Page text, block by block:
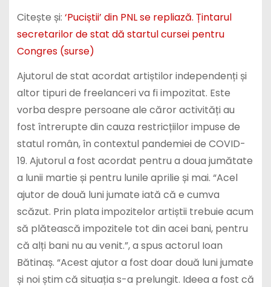
Citește și: ‘Puciștii’ din PNL se repliază. Țintarul
secretarilor de stat dă startul cursei pentru
Congres (surse)
Ajutorul de stat acordat artiștilor independenți și
altor tipuri de freelanceri va fi impozitat. Este
vorba despre persoane ale căror activități au
fost întrerupte din cauza restricțiilor impuse de
statul român, în contextul pandemiei de COVID-
19. Ajutorul a fost acordat pentru a doua jumătate
a lunii martie și pentru lunile aprilie și mai. “Acel
ajutor de două luni jumate iată că e cumva
scăzut. Prin plata impozitelor artiștii trebuie acum
să plătească impozitele tot din acei bani, pentru
că alți bani nu au venit.”, a spus actorul Ioan
Bătinaș. “Acest ajutor a fost doar două luni jumate
și noi știm că situația s-a prelungit. Ideea a fost că